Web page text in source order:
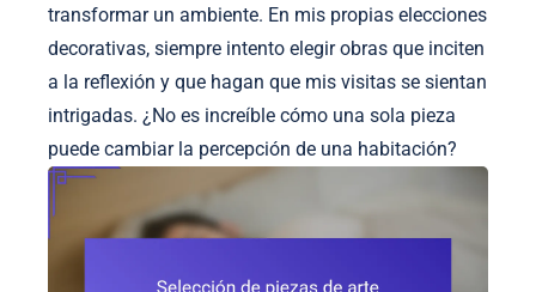
transformar un ambiente. En mis propias elecciones
decorativas, siempre intento elegir obras que inciten
a la reflexión y que hagan que mis visitas se sientan
intrigadas. ¿No es increíble cómo una sola pieza
puede cambiar la percepción de una habitación?